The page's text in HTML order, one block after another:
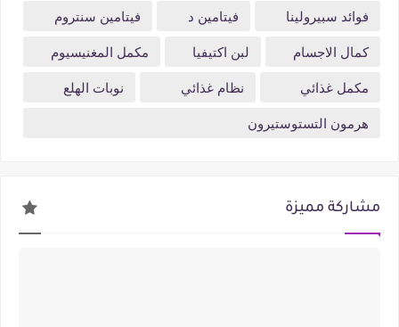
فوائد سبيرولينا
فيتامين د
فيتامين سنتروم
كمال الاجسام
لبن اكتيفيا
مكمل المغنيسيوم
مكمل غذائي
نظام غذائي
نوبات الهلع
هرمون التستوستيرون
مشاركة مميزة